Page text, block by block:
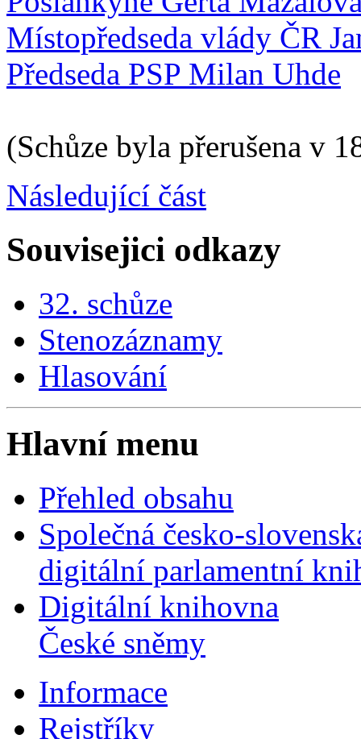
Místopředseda vlády ČR
Předseda PSP Milan Uhde
(Schůze byla přerušena v
Následující část
Souvisejici odkazy
32. schůze
Stenozáznamy
Hlasování
Hlavní menu
Přehled obsahu
Společná česko-
digitální parlamentní
Digitální knihovna
České sněmy
Informace
Rejstříky